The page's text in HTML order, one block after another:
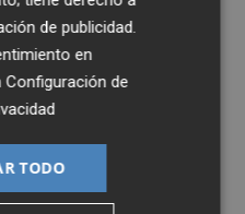
de publicidad
en
Configuración de
TODO